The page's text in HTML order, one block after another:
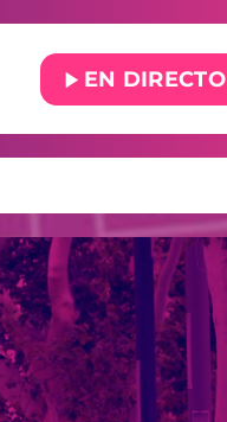
play_arrow EN DIRECTO